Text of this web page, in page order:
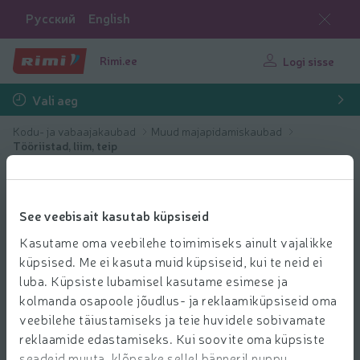
See veebisait kasutab küpsiseid
Kasutame oma veebilehe toimimiseks ainult vajalikke
küpsised. Me ei kasuta muid küpsiseid, kui te neid ei
luba. Küpsiste lubamisel kasutame esimese ja
kolmanda osapoole jõudlus- ja reklaamiküpsiseid oma
veebilehe täiustamiseks ja teie huvidele sobivamate
reklaamide edastamiseks. Kui soovite oma küpsiste
Русский English
Rimi.ee Logi sisse
Vali aeg
Kodu- ja vabaajakaubad
Muud majapidamiskaubad
Tööriistad, liim, teip